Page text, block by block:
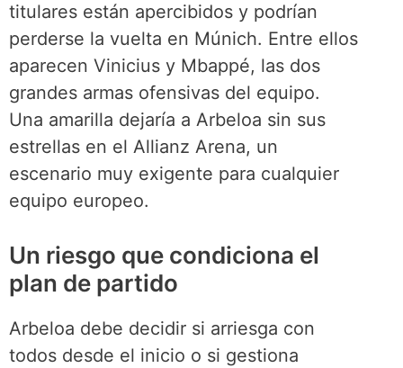
titulares están apercibidos y podrían
perderse la vuelta en Múnich. Entre ellos
aparecen Vinicius y Mbappé, las dos
grandes armas ofensivas del equipo.
Una amarilla dejaría a Arbeloa sin sus
estrellas en el Allianz Arena, un
escenario muy exigente para cualquier
equipo europeo.
Un riesgo que condiciona el
plan de partido
Arbeloa debe decidir si arriesga con
todos desde el inicio o si gestiona